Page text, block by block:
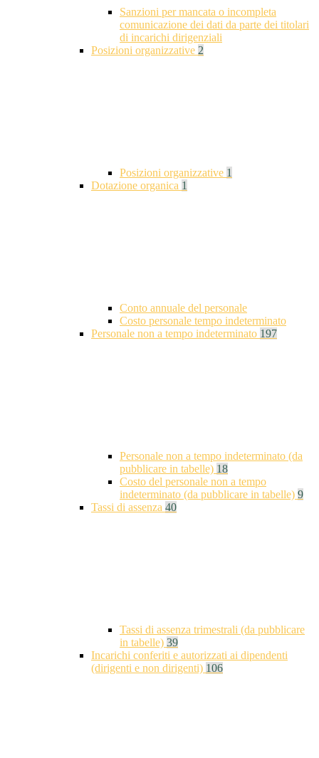
Sanzioni per mancata o incompleta
comunicazione dei dati da parte dei titolari
di incarichi dirigenziali
Posizioni organizzative 2
Posizioni organizzative 1
Dotazione organica 1
Conto annuale del personale
Costo personale tempo indeterminato
Personale non a tempo indeterminato 197
Personale non a tempo indeterminato (da
pubblicare in tabelle) 18
Costo del personale non a tempo
indeterminato (da pubblicare in tabelle) 9
Tassi di assenza 40
Tassi di assenza trimestrali (da pubblicare
in tabelle) 39
Incarichi conferiti e autorizzati ai dipendenti
(dirigenti e non dirigenti) 106